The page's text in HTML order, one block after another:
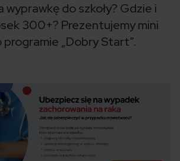
wyprawkę do szkoły? Gdzie i
300+? Prezentujemy mini
„Dobry Start”.